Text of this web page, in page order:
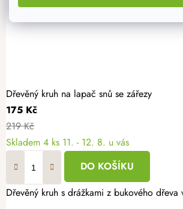
Dřevěný kruh na lapač snů se zářezy
175 Kč
219 Kč
Skladem 4 ks 11. - 12. 8. u vás
DO KOŠÍKU
Dřevěný kruh s drážkami z bukového